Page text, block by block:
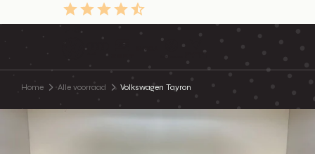
9.3
Home Alle voorraad Volkswagen Tayron